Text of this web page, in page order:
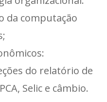
da computação
do relatório de
Selic e câmbio.